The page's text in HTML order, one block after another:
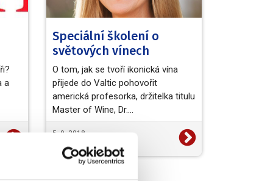
a
Speciální školení o
světových vínech
O tom, jak se tvoří ikonická vína
přijede do Valtic pohovořit
americká profesorka, držitelka titulu
Master of Wine, Dr.…
5. 9. 2018
NVC